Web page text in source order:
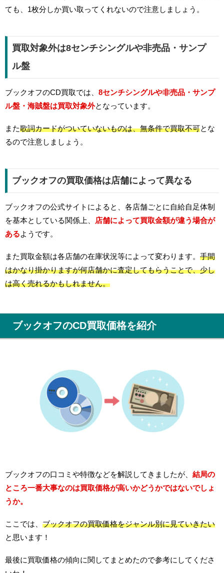
ても、1枚分しか買い取ってくれないので注意しましょう。
買取対象外は8センチシングルや非売品・サンプ
ル盤
ブックオフのCD買取では、 8センチシングルや非売品・サンプ
ル盤・海賊盤は買取対象外となっています。
また歌詞カードがついていないものは、無条件で買取不可とな
るので注意しましょう。
ブックオフの買取価格は店舗によって異なる
ブックオフの公式サイトによると、各店舗ごとに自給自足体制
を基本としている関係上、
店舗によって買取金額が違う場合が
ある ようです。
また買取金額は各店舗の在庫状況等によって変わります。 手間
はかなり掛かりますが何店舗かに査定してもらうことで、少し
は高く売れるかもしれません。
ブックオフのCD買取価格を紹介
ブックオフの口コミや特徴などを解説してきましたが、 結局の
ところ一番大事なのは買取価格が高いかどうかではないでしょ
うか。
ここでは、 ブックオフの買取価格をジャンル別に見ていきたい
と思います！
最後に買取価格の傾向に関してまとめたので参考にしてくださ